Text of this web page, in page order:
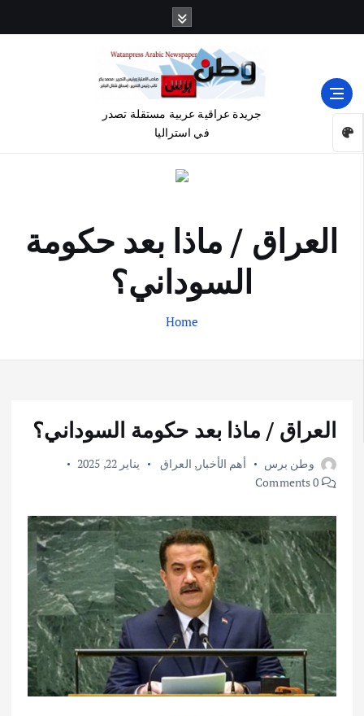
جريدة عراقية عربية مستقلة تصدر
في استراليا
العراق / ماذا بعد حكومة
السوداني؟
Home
العراق / ماذا بعد حكومة السوداني؟
وطن برس أهم الأخبار , العراق
يناير 22, 2025